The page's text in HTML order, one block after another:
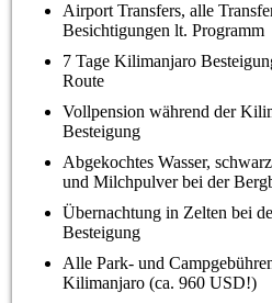
Airport Transfers, alle
Besichtigungen lt. Programm
7 Tage Kilimanjaro
Route
Vollpension während der
Besteigung
Abgekochtes Wasser,
und Milchpulver bei der
Übernachtung in Zelten bei
Besteigung
Alle Park- und
Kilimanjaro (ca. 960 USD!)